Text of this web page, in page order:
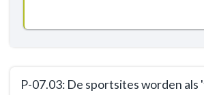
P-07.03: De sportsites worden als